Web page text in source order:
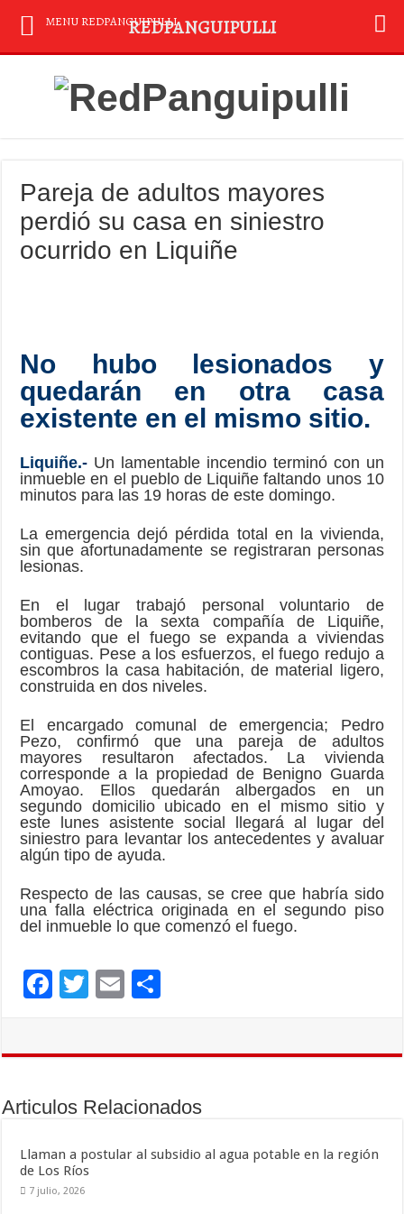
Pareja de adultos mayores
perdió su casa en siniestro
ocurrido en Liquiñe
No hubo lesionados y
quedarán en otra casa
existente en el mismo sitio.
Liquiñe.- Un lamentable incendio terminó con un
inmueble en el pueblo de Liquiñe faltando unos 10
minutos para las 19 horas de este domingo.
La emergencia dejó pérdida total en la vivienda,
sin que afortunadamente se registraran personas
lesionas.
En el lugar trabajó personal voluntario de
bomberos de la sexta compañía de Liquiñe,
evitando que el fuego se expanda a viviendas
contiguas. Pese a los esfuerzos, el fuego redujo a
escombros la casa habitación, de material ligero,
construida en dos niveles.
El encargado comunal de emergencia; Pedro
Pezo, confirmó que una pareja de adultos
mayores resultaron afectados. La vivienda
corresponde a la propiedad de Benigno Guarda
Amoyao. Ellos quedarán albergados en un
segundo domicilio ubicado en el mismo sitio y
este lunes asistente social llegará al lugar del
siniestro para levantar los antecedentes y avaluar
algún tipo de ayuda.
Respecto de las causas, se cree que habría sido
una falla eléctrica originada en el segundo piso
del inmueble lo que comenzó el fuego.
F
o
k
T
E
ar
r
Articulos Relacionados
Llaman a postular al subsidio al agua potable en la región
de Los Ríos
7 julio, 2026
MENU REDPANGUIPULLIREDPANGUIPULLI